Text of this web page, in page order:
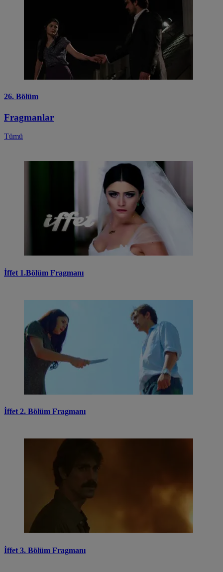
26. Bölüm
Fragmanlar
Tümü
İffet 1.Bölüm Fragmanı
İffet 2. Bölüm Fragmanı
İffet 3. Bölüm Fragmanı